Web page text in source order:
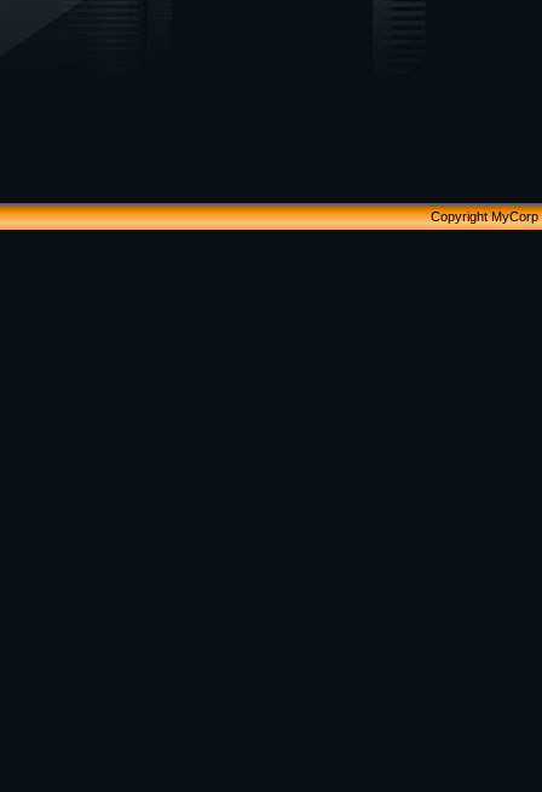
Copyright MyCorp